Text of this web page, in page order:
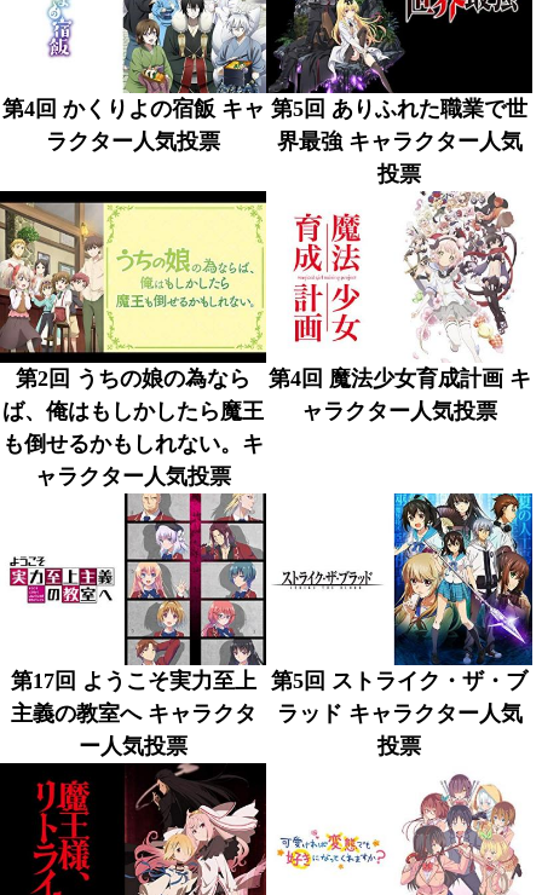
第4回 かくりよの宿飯 キャ
ラクター人気投票
第5回 ありふれた職業で世
界最強 キャラクター人気
投票
第2回 うちの娘の為なら
ば、俺はもしかしたら魔王
も倒せるかもしれない。キ
ャラクター人気投票
第4回 魔法少女育成計画 キ
ャラクター人気投票
第17回 ようこそ実力至上
主義の教室へ キャラクタ
ー人気投票
第5回 ストライク・ザ・ブ
ラッド キャラクター人気
投票